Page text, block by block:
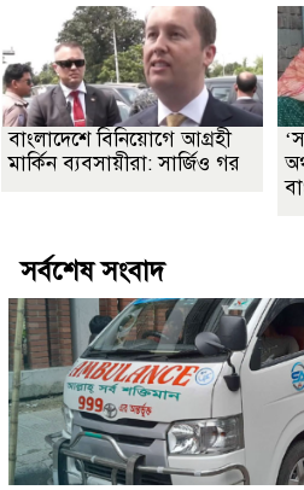
বাংলাদেশে বিনিয়োগে আগ্রহী
মার্কিন ব্যবসায়ীরা: সার্জিও গর
সর্বশেষ সংবাদ